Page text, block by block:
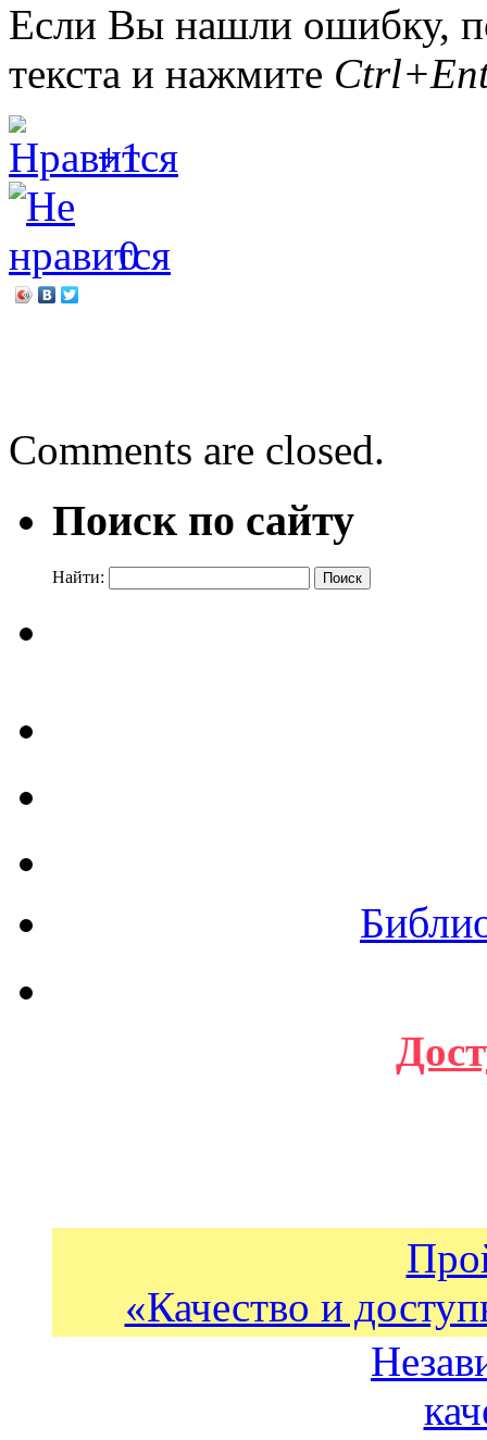
Если Вы нашли ошибку,
текста и нажмите
+1
0
Comments are closed.
Поиск по сайту
Найти:
«Качество и